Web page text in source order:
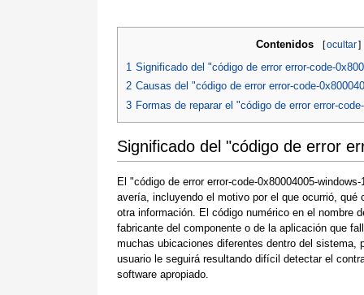
Contenidos [ocultar]
1 Significado del "código de error error-code-
2 Causas del "código de error error-code-
3 Formas de reparar el "código de error error-
Significado del "código de error
El "código de error error-code-0x80004005-
avería, incluyendo el motivo por el que ocurrió,
otra información. El código numérico en el nombre
fabricante del componente o de la aplicación que
muchas ubicaciones diferentes dentro del sistema,
usuario le seguirá resultando difícil detectar el
software apropiado.